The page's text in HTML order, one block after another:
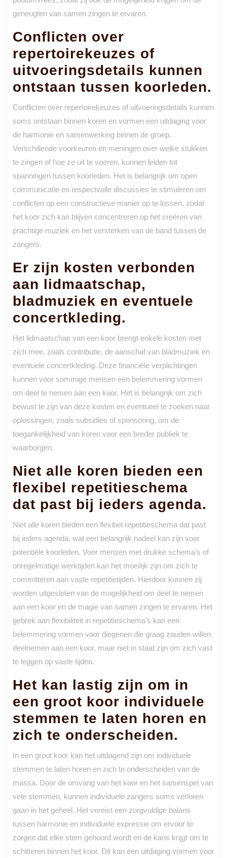
geneugten van samen zingen te ervaren.
Conflicten over
repertoirekeuzes of
uitvoeringsdetails kunnen
ontstaan tussen koorleden.
Conflicten over repertoirekeuzes of uitvoeringsdetails kunnen
soms ontstaan binnen koren en vormen een uitdaging voor
de harmonie en samenwerking binnen de groep.
Verschillende voorkeuren en meningen over welke stukken
te zingen of hoe ze uit te voeren, kunnen leiden tot
spanningen tussen koorleden. Het is belangrijk om open
communicatie en respectvolle discussies te stimuleren om
conflicten op een constructieve manier op te lossen, zodat
het koor zich kan blijven concentreren op het creëren van
prachtige muziek en het versterken van de band tussen de
zangers.
Er zijn kosten verbonden
aan lidmaatschap,
bladmuziek en eventuele
concertkleding.
Het lidmaatschap van een koor brengt enkele kosten met
zich mee, zoals contributie, de aanschaf van bladmuziek en
eventuele concertkleding. Deze financiële verplichtingen
kunnen voor sommige mensen een belemmering vormen
om deel te nemen aan een koor. Het is belangrijk om zich
bewust te zijn van deze kosten en eventueel te zoeken naar
oplossingen, zoals subsidies of sponsoring, om de
toegankelijkheid van koren voor een breder publiek te
waarborgen.
Niet alle koren bieden een
flexibel repetitieschema
dat past bij ieders agenda.
Niet alle koren bieden een flexibel repetitieschema dat past
bij ieders agenda, wat een belangrijk nadeel kan zijn voor
potentiële koorleden. Voor mensen met drukke schema’s of
onregelmatige werktijden kan het moeilijk zijn om zich te
committeren aan vaste repetitietijden. Hierdoor kunnen zij
worden uitgesloten van de mogelijkheid om deel te nemen
aan een koor en de magie van samen zingen te ervaren. Het
gebrek aan flexibiliteit in repetitieschema’s kan een
belemmering vormen voor diegenen die graag zouden willen
deelnemen aan een koor, maar niet in staat zijn om zich vast
te leggen op vaste tijden.
Het kan lastig zijn om in
een groot koor individuele
stemmen te laten horen en
zich te onderscheiden.
In een groot koor kan het uitdagend zijn om individuele
stemmen te laten horen en zich te onderscheiden van de
massa. Door de omvang van het koor en het samenspel van
vele stemmen, kunnen individuele zangers soms verloren
gaan in het geheel. Het vereist een zorgvuldige balans
tussen harmonie en individuele expressie om ervoor te
zorgen dat elke stem gehoord wordt en de kans krijgt om te
schitteren binnen het koor. Dit kan een uitdaging vormen voor